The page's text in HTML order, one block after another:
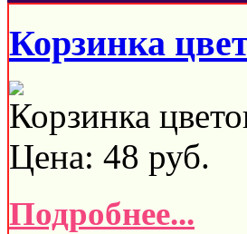
Корзинка
Корзинка
Цена: 48 руб.
Подробнее...